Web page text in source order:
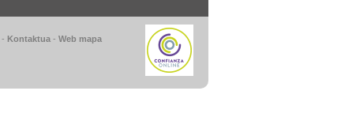
- Kontaktua - Web mapa